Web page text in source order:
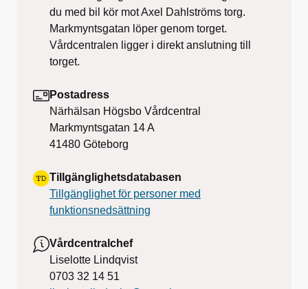
du med bil kör mot Axel Dahlströms torg.
Markmyntsgatan löper genom torget.
Vårdcentralen ligger i direkt anslutning till
torget.
Postadress
Närhälsan Högsbo Vårdcentral
Markmyntsgatan 14 A
41480 Göteborg
Tillgänglighetsdatabasen
Tillgänglighet för personer med
funktionsnedsättning
Vårdcentralchef
Liselotte Lindqvist
0703 32 14 51